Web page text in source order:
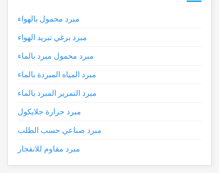
مبرد محمول بالهواء
مبرد برغي تبريد الهواء
مبرد محمول مبرد بالماء
مبرد المياه المبردة بالماء
مبرد التمرير المبرد بالماء
مبرد حرارة جلايكول
مبرد صناعي حسب الطلب
مبرد مقاوم للانفجار